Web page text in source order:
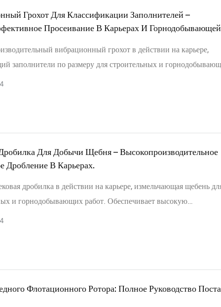
Грохот Для Классификации Заполнителей –
Просеивание В Карьерах И Горнодобывающей
вибрационный грохот в действии на карьере,
заполнители по размеру для строительных и
многоярусной конструкцией, высокой эффективностью
Для Добычи Щебня – Высокопроизводительное
Дробление В Карьерах.
дробилка в действии на карьере, измельчающая щебень
и горнодобывающих работ. Обеспечивает высокую
надежную работу и низкие затраты на техническое
Флотационного Ротора: Полное Руководство